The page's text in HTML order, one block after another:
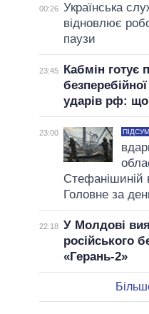
00:26 Українська
відновлює
паузи
23:45
Кабмін готує
ударів рф:
23:00
Стефанішиній
Головне за
22:18 У Молдові
російського
«Герань-2»